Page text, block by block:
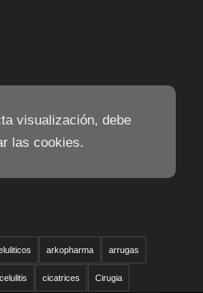
visualización, debe
las cookies.
arkopharma arrugas
celulitis cicatrices Cirugia